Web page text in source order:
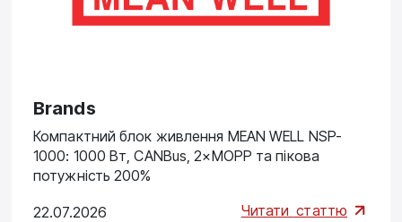
Brands
Компактний блок живлення MEAN WELL NSP-
1000: 1000 Вт, CANBus, 2×MOPP та пікова
потужність 200%
22.07.2026 Читати статтю